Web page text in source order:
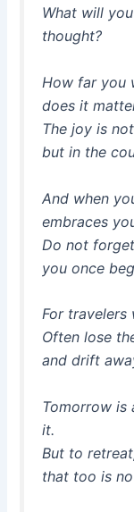
What will
thought?
How far you
does it
The joy is
but in the
And when
embraces
Do not
you once
For
Often lose
and drift
Tomorrow
it.
But to
that too is